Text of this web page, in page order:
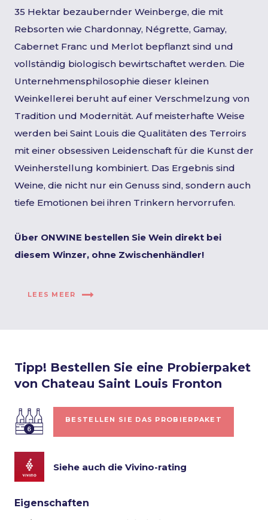
35 Hektar bezaubernder Weinberge, die mit
Rebsorten wie Chardonnay, Négrette, Gamay,
Cabernet Franc und Merlot bepflanzt sind und
vollständig biologisch bewirtschaftet werden. Die
Unternehmensphilosophie dieser kleinen
Weinkellerei beruht auf einer Verschmelzung von
Tradition und Modernität. Auf meisterhafte Weise
werden bei Saint Louis die Qualitäten des Terroirs
mit einer obsessiven Leidenschaft für die Kunst der
Weinherstellung kombiniert. Das Ergebnis sind
Weine, die nicht nur ein Genuss sind, sondern auch
tiefe Emotionen bei ihren Trinkern hervorrufen.
Über ONWINE bestellen Sie Wein direkt bei
diesem Winzer, ohne Zwischenhändler!
LEES MEER
Tipp! Bestellen Sie eine Probierpaket
von Chateau Saint Louis Fronton
BESTELLEN SIE DAS PROBIERPAKET
Siehe auch die Vivino-rating
Eigenschaften